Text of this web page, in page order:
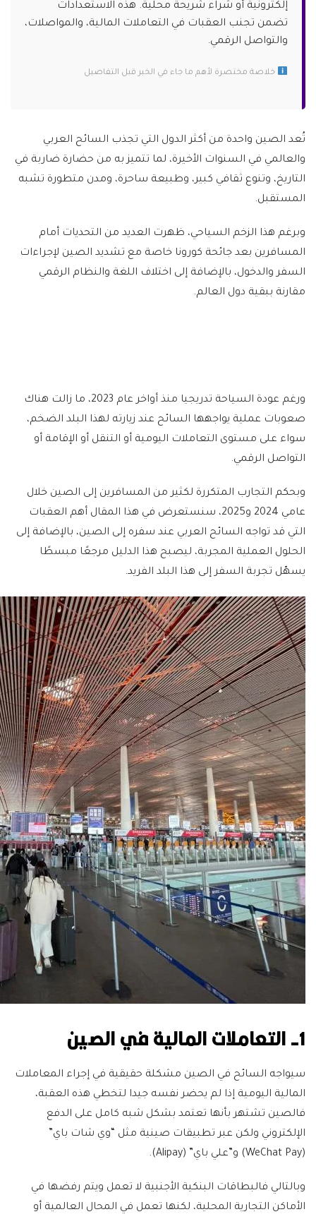
إلكترونية أو شراء شريحة محلية. هذه الاستعدادات
تضمن تجنب العقبات في التعاملات المالية، والمواصلات،
والتواصل الرقمي.
خلاصة مختصرة لأهم ما جاء في الخبر قبل التفاصيل
تُعد الصين واحدة من أكثر الدول التي تجذب السائح العربي
والعالمي في السنوات الأخيرة، لما تتميز به من حضارة ضاربة في
التاريخ، وتنوع ثقافي كبير، وطبيعة ساحرة، ومدن متطورة تشبه
المستقبل.
وبرغم هذا الزخم السياحي، ظهرت العديد من التحديات أمام
المسافرين بعد جائحة كورونا خاصة مع تشديد الصين لإجراءات
السفر والدخول، بالإضافة إلى اختلاف اللغة والنظام الرقمي
مقارنة ببقية دول العالم.
ورغم عودة السياحة تدريجيا منذ أواخر عام 2023، ما زالت هناك
صعوبات عملية يواجهها السائح عند زيارته لهذا البلد الضخم،
سواء على مستوى التعاملات اليومية أو التنقل أو الإقامة أو
التواصل الرقمي.
وبحكم التجارب المتكررة لكثير من المسافرين إلى الصين خلال
عامي 2024 و2025، سنستعرض في هذا المقال أهم العقبات
التي قد تواجه السائح العربي عند سفره إلى الصين، بالإضافة إلى
الحلول العملية المجربة، ليصبح هذا الدليل مرجعًا مبسطًا
يسهّل تجربة السفر إلى هذا البلد الفريد.
1- التعاملات المالية في الصين
سيواجه السائح في الصين مشكلة حقيقية في إجراء المعاملات
المالية اليومية إذا لم يحضر نفسه جيدا لتخطي هذه العقبة،
فالصين تشتهر بأنها تعتمد بشكل شبه كامل على الدفع
الإلكتروني ولكن عبر تطبيقات صينية مثل “وي شات باي”
(WeChat Pay) و”علي باي” (Alipay).
وبالتالي فالبطاقات البنكية الأجنبية لا تعمل ويتم رفضها في
الأماكن التجارية المحلية، لكنها تعمل في المحال العالمية أو